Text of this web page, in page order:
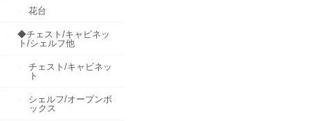
花台
◆チェスト/キャビネッ
ト/シェルフ他
チェスト/キャビネッ
ト
シェルフ/オープンボ
ックス